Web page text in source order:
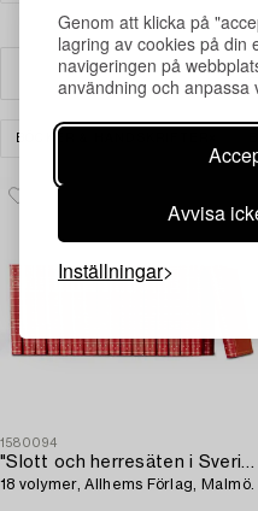
Genom att klicka på
lagring av cookies på din
navigeringen på
användning och anpassa
Avvisa
Inställningar
BÖCKER & HANDSKRIFTER
1580094
"Slott och herresäten i Sverige",
18 volymer, Allhems Förlag, Malmö.